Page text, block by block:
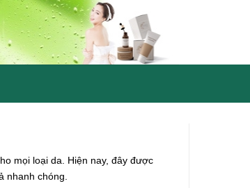
mọi loại da. Hiện nay, đây được
nhanh chóng.